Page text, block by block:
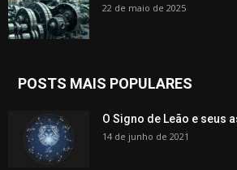
22 de maio de 2025
POSTS MAIS POPULARES
O Signo de Leão e seus
14 de junho de 2021